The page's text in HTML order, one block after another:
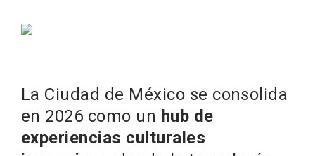
La Ciudad de México se consolida
en 2026 como un hub de
experiencias culturales